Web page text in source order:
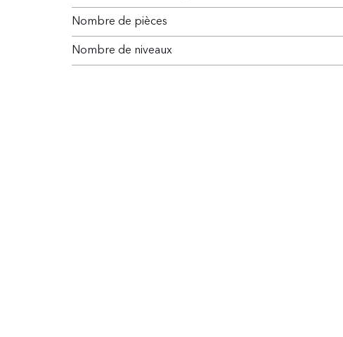
Nombre de pièces
Nombre de niveaux